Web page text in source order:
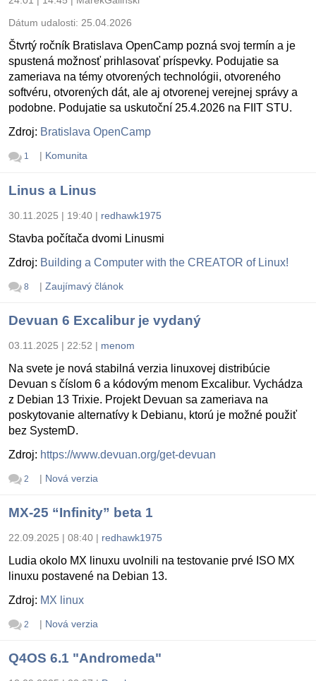
Dátum udalosti: 25.04.2026
Štvrtý ročník Bratislava OpenCamp pozná svoj termín a je
spustená možnosť prihlasovať príspevky. Podujatie sa
zameriava na témy otvorených technológii, otvoreného
softvéru, otvorených dát, ale aj otvorenej verejnej správy a
podobne. Podujatie sa uskutoční 25.4.2026 na FIIT STU.
Zdroj: Bratislava OpenCamp
1 | Komunita
Linus a Linus
30.11.2025 | 19:40 | redhawk1975
Stavba počítača dvomi Linusmi
Zdroj: Building a Computer with the CREATOR of Linux!
8 | Zaujímavý článok
Devuan 6 Excalibur je vydaný
03.11.2025 | 22:52 | menom
Na svete je nová stabilná verzia linuxovej distribúcie
Devuan s číslom 6 a kódovým menom Excalibur. Vychádza
z Debian 13 Trixie. Projekt Devuan sa zameriava na
poskytovanie alternatívy k Debianu, ktorú je možné použiť
bez SystemD.
Zdroj: https://www.devuan.org/get-devuan
2 | Nová verzia
MX-25 “Infinity” beta 1
22.09.2025 | 08:40 | redhawk1975
Ludia okolo MX linuxu uvolnili na testovanie prvé ISO MX
linuxu postavené na Debian 13.
Zdroj: MX linux
2 | Nová verzia
Q4OS 6.1 "Andromeda"